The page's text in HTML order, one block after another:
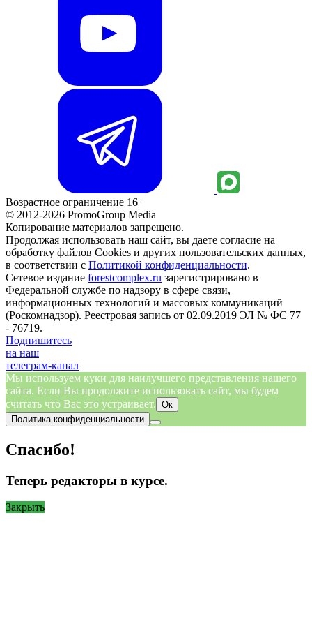
Возрастное ограничение 16+
© 2012-2026 PromoGroup Media
Копирование материалов запрещено.
Продолжая использовать наш сайт, вы даете согласие на
обработку файлов Cookies и других пользовательских данных,
в соответствии с Политикой конфиденциальности.
Сетевое издание forestcomplex.ru зарегистрировано в
Федеральной службе по надзору в сфере связи,
информационных технологий и массовых коммуникаций
(Роскомнадзор). Реестровая запись от 02.09.2019 ЭЛ № ФС 77
- 76719.
Подпишитесь
на наш
телеграм-канал
Мы используем куки для наилучшего представления нашего
сайта. Если Вы продолжите использовать сайт, мы будем
считать что Вас это устраивает. Ок
Политика конфиденциальности
Спасибо!
Теперь редакторы в курсе.
Закрыть